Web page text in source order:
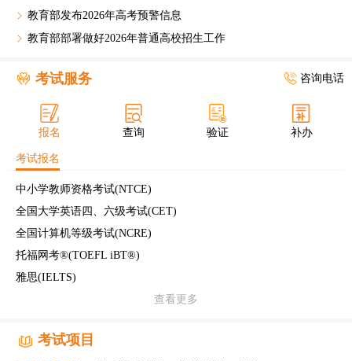
教育部发布2026年高考预警信息
教育部部署做好2026年普通高校招生工作
考试服务 咨询电话
报名 查询 验证 补办
考试报名
中小学教师资格考试(NTCE)
全国大学英语四、六级考试(CET)
全国计算机等级考试(NCRE)
托福网考®(TOEFL iBT®)
雅思(IELTS)
查看更多
考试项目